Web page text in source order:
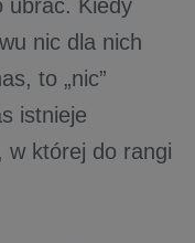
ubrać. Kiedy
nic dla nich
to „nic”
istnieje
w której do rangi